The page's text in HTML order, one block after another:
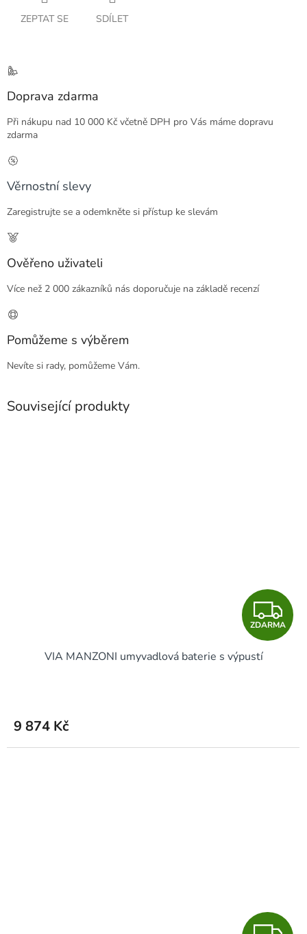
ZEPTAT SE SDÍLET
Doprava zdarma
Při nákupu nad 10 000 Kč včetně DPH pro Vás máme dopravu
zdarma
Věrnostní slevy
Zaregistrujte se a odemkněte si přístup ke slevám
Ověřeno uživateli
Více než 2 000 zákazníků nás doporučuje na základě recenzí
Pomůžeme s výběrem
Nevíte si rady, pomůžeme Vám.
Související produkty
Z
D
A
ZDARMA
VIA MANZONI umyvadlová baterie s výpustí
9 874 Kč